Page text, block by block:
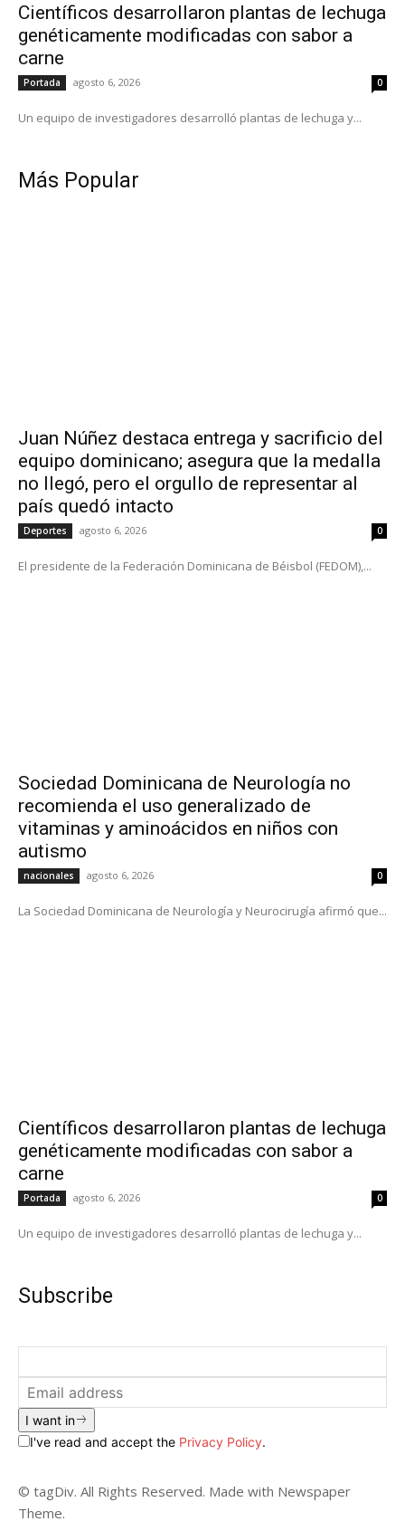
Científicos desarrollaron plantas de lechuga
genéticamente modificadas con sabor a
carne
Portada agosto 6, 2026 0
Un equipo de investigadores desarrolló plantas de lechuga y...
Más Popular
Juan Núñez destaca entrega y sacrificio del
equipo dominicano; asegura que la medalla
no llegó, pero el orgullo de representar al
país quedó intacto
Deportes agosto 6, 2026 0
El presidente de la Federación Dominicana de Béisbol (FEDOM),...
Sociedad Dominicana de Neurología no
recomienda el uso generalizado de
vitaminas y aminoácidos en niños con
autismo
nacionales agosto 6, 2026 0
La Sociedad Dominicana de Neurología y Neurocirugía afirmó que...
Científicos desarrollaron plantas de lechuga
genéticamente modificadas con sabor a
carne
Portada agosto 6, 2026 0
Un equipo de investigadores desarrolló plantas de lechuga y...
Subscribe
I want in
I've read and accept the Privacy Policy.
© tagDiv. All Rights Reserved. Made with Newspaper
Theme.